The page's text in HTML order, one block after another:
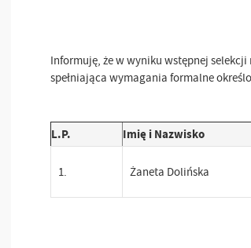
Informuję, że w wyniku wstępnej
spełniająca wymagania formalne
L.P. Imię i Nazwisko
1. Żaneta Dolińska